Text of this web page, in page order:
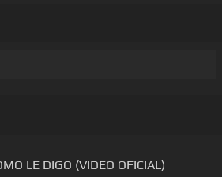
LE DIGO (VIDEO OFICIAL)